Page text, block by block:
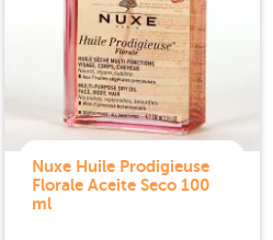
Nuxe Huile Prodigieuse
Florale Aceite Seco 100
ml